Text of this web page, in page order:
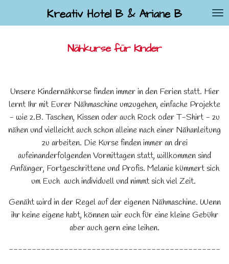
Hauptinhalt
Kreativ Hotel B & Ariane B
Nähkurse für Kinder
Unsere Kindernähkurse finden immer in den Ferien statt. Hier
lernt Ihr mit Eurer Nähmaschine umzugehen, einfache Projekte
- wie z.B. Taschen, Kissen oder auch Rock oder T-Shirt - zu
nähen und vielleicht auch schon alleine nach einer Nähanleitung
zu arbeiten. Die Kurse finden immer an drei
aufeinanderfolgenden Vormittagen statt, willkommen sind
Anfänger, Fortgeschrittene und Profis. Melanie kümmert sich
um Euch auch individuell und nimmt sich viel Zeit.
Genäht wird in der Regel auf der eigenen Nähmaschine. Wenn
ihr keine eigene habt, können wir euch für eine kleine Gebühr
aber auch gern eine leihen.
----------------------------------------------